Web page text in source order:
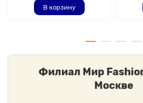
В корзину
Филиал Мир
Москве